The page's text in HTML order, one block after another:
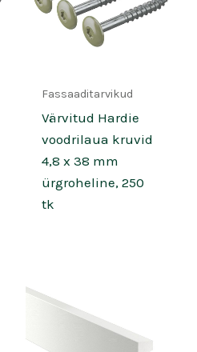
Fassaaditarvikud
Värvitud Hardie
voodrilaua kruvid
4,8 x 38 mm
ürgroheline, 250
tk